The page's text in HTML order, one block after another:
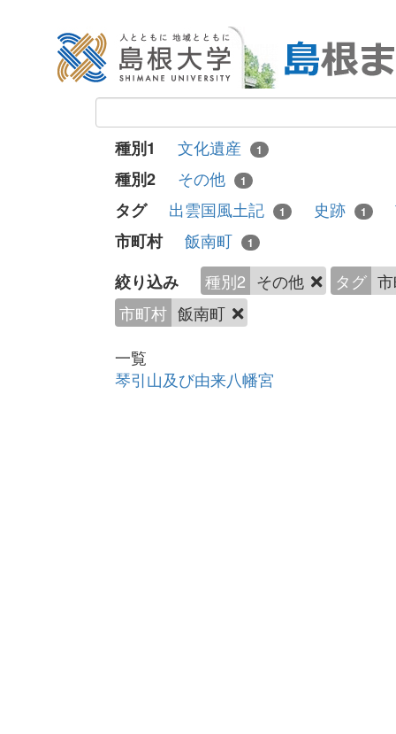
種別1 文化遺産 1
種別2 その他 1
タグ 出雲国風土記 1 史跡 1
市町村
飯南町 1
絞り込み 種別2 その他 タグ
市町村 飯南町
一覧
琴引山及び由来八幡宮